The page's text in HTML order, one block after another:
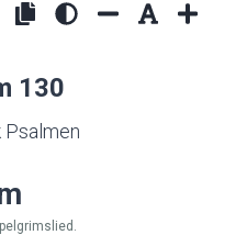
130
Psalmen